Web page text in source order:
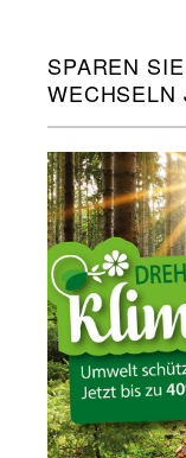
SPAREN
WECHSELN